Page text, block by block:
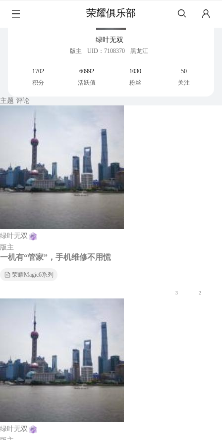
荣耀俱乐部
绿叶无双
版主 UID：7108370 黑龙江
1702
积分
60992
活跃值
1030
粉丝
50
关注
主题 评论
绿叶无双
版主
一机有“管家”，手机维修不用慌
荣耀Magic6系列
3 2
绿叶无双